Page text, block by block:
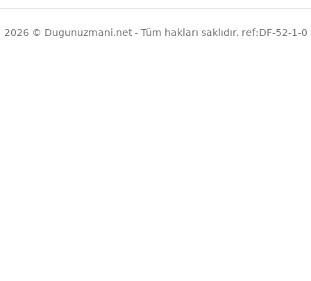
2026 © Dugunuzmani.net - Tüm hakları saklıdır. ref:DF-52-1-0